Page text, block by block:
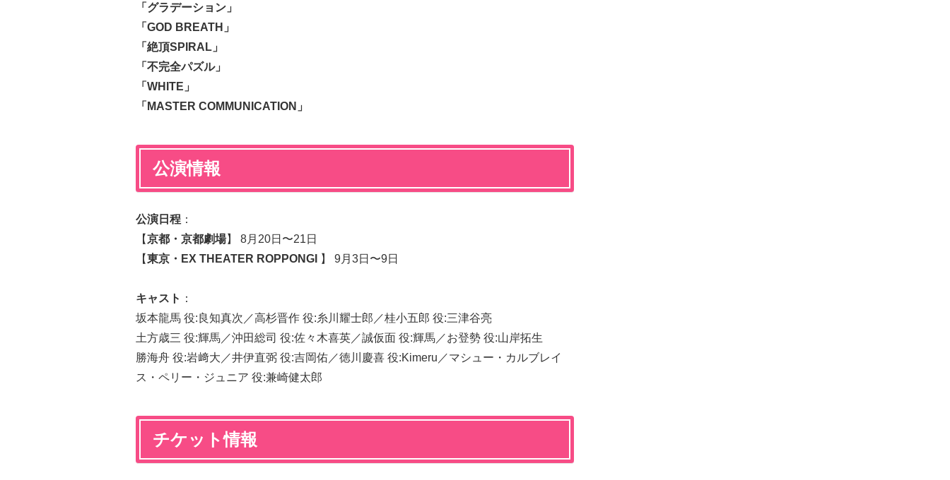
「グラデーション」
「GOD BREATH」
「絶頂SPIRAL」
「不完全パズル」
「WHITE」
「MASTER COMMUNICATION」
公演情報
公演日程 ：
【京都・京都劇場】 8月20日〜21日
【東京・ EX THEATER ROPPONGI 】 9月3日〜9日
キャスト ：
坂本龍馬 役:良知真次／高杉晋作 役:糸川耀士郎／桂小五郎 役:三津谷亮
土方歳三 役:輝馬／沖田総司 役:佐々木喜英／誠仮面 役:輝馬／お登勢 役:山岸拓生
勝海舟 役:岩﨑大／井伊直弼 役:吉岡佑／徳川慶喜 役:Kimeru／マシュー・カルブレイ
ス・ペリー・ジュニア 役:兼崎健太郎
チケット情報